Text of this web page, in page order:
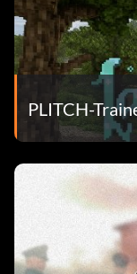
PLITCH-